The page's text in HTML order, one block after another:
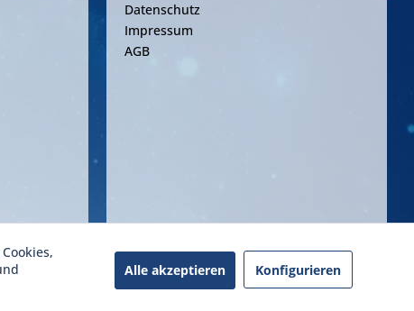
Datenschutz
Impressum
AGB
Alle akzeptieren Konfigurieren